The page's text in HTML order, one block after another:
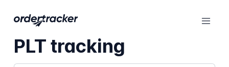
PLT tracking